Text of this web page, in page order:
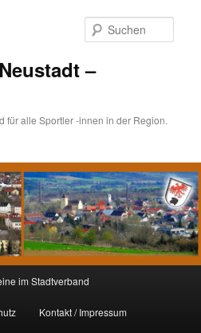
–
für alle Sportler -innen in der Region.
im Stadtverband
Kontakt / Impressum